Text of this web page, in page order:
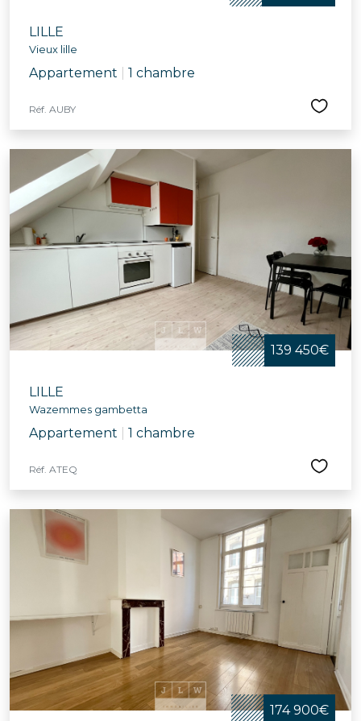
LILLE
Vieux lille
Appartement 1 chambre
Réf. AUBY
139 450€
LILLE
Wazemmes gambetta
Appartement 1 chambre
Réf. ATEQ
174 900€